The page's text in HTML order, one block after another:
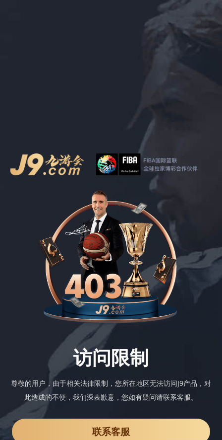
访问限制
尊敬的用户，由于相关法律限制，您所在地区无法访问J9产品，对
此造成的不便，我们深表歉意，您如有疑问请联系客服。
联系客服